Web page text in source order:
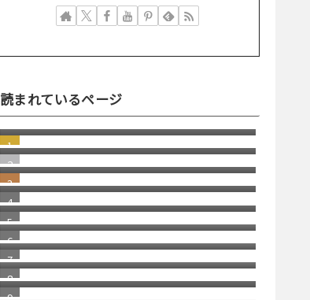
読まれているページ
消えた スコッチブランドの 貼っては
がせるテープ
windows11 への切り替え Becky2 メ
ール 設定の移行
若い頃の失敗が、今の自分を助けて
くれる瞬間
若い頃の健康志向と、歳を重ねてか
らの健康志向の違い
日本にはパソコン修理店が多いとい
う話
部品市場のリアルな裏側
自分で考えることの重要性
福岡銀行の相次ぐ不祥事
2026/1 Update Paypal／ペイパルで
月末残高（入金）を確認する方法 リ
ニューアル版
イレウス疾患の方は還元水飴、乳化
剤を考える